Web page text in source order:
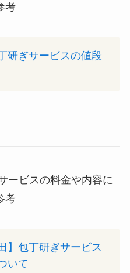
考
研ぎサービスの値段
ービスの料金や内容に
考
】包丁研ぎサービス
いて